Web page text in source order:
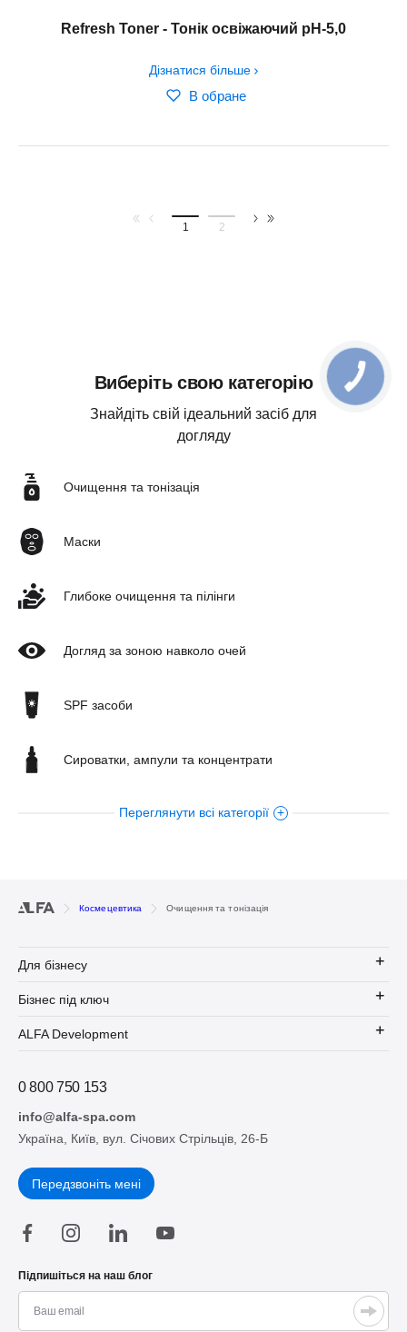
Refresh Toner - Тонік освіжаючий рН-5,0
Дізнатися більше
В обране
1 2
Виберіть свою категорію
Знайдіть свій ідеальний засіб для
догляду
Очищення та тонізація
Маски
Глибоке очищення та пілінги
Догляд за зоною навколо очей
SPF засоби
Сироватки, ампули та концентрати
Догляд за шкірою тіла
Олії для обличчя
SPA-аксесуари
Переглянути всі категорії
Космецевтика Очищення та тонізація
Для бізнесу
Бізнес під ключ
ALFA Development
0 800 750 153
info@alfa-spa.com
Україна, Київ, вул. Січових Стрільців, 26-Б
Передзвоніть мені
Підпишіться на наш блог